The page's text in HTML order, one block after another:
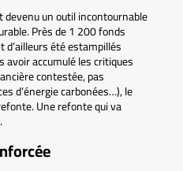
devenu un outil incontournable
Près de 1 200 fonds
été estampillés
avoir accumulé les critiques
contestée, pas
d’énergie carbonées…), le
Une refonte qui va